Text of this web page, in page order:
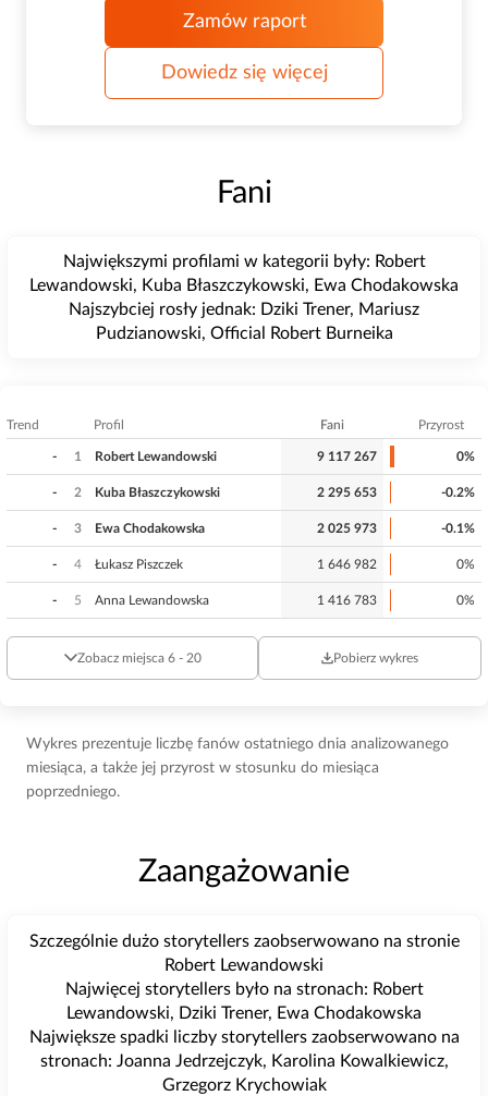
Zamów raport
Dowiedz się więcej
Fani
Największymi profilami w kategorii były: Robert
Lewandowski, Kuba Błaszczykowski, Ewa Chodakowska
Najszybciej rosły jednak: Dziki Trener, Mariusz
Pudzianowski, Official Robert Burneika
Trend Profil Fani Przyrost
- 1 Robert Lewandowski 9 117 267 0%
- 2 Kuba Błaszczykowski 2 295 653 -0.2%
- 3 Ewa Chodakowska 2 025 973 -0.1%
- 4 Łukasz Piszczek 1 646 982 0%
- 5 Anna Lewandowska 1 416 783 0%
Zobacz miejsca 6 - 20 Pobierz wykres
Wykres prezentuje liczbę fanów ostatniego dnia analizowanego
miesiąca, a także jej przyrost w stosunku do miesiąca
poprzedniego.
Zaangażowanie
Szczególnie dużo storytellers zaobserwowano na stronie
Robert Lewandowski
Najwięcej storytellers było na stronach: Robert
Lewandowski, Dziki Trener, Ewa Chodakowska
Największe spadki liczby storytellers zaobserwowano na
stronach: Joanna Jedrzejczyk, Karolina Kowalkiewicz,
Grzegorz Krychowiak